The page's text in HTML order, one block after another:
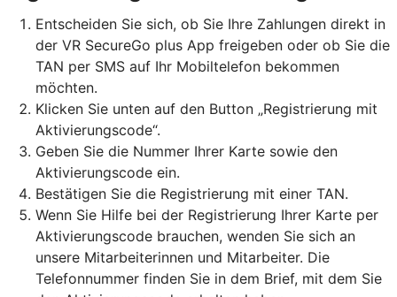
Entscheiden Sie sich, ob Sie Ihre Zahlungen direkt in
der VR SecureGo plus App freigeben oder ob Sie die
TAN per SMS auf Ihr Mobiltelefon bekommen
möchten.
Klicken Sie unten auf den Button „Registrierung mit
Aktivierungscode“.
Geben Sie die Nummer Ihrer Karte sowie den
Aktivierungscode ein.
Bestätigen Sie die Registrierung mit einer TAN.
Wenn Sie Hilfe bei der Registrierung Ihrer Karte per
Aktivierungscode brauchen, wenden Sie sich an
unsere Mitarbeiterinnen und Mitarbeiter. Die
Telefonnummer finden Sie in dem Brief, mit dem Sie